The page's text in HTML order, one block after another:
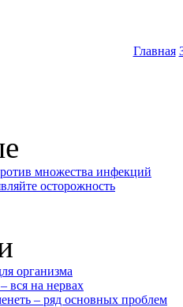
Главная
множества инфекций
осторожность
организма
вся на нервах
– ряд основных проблем